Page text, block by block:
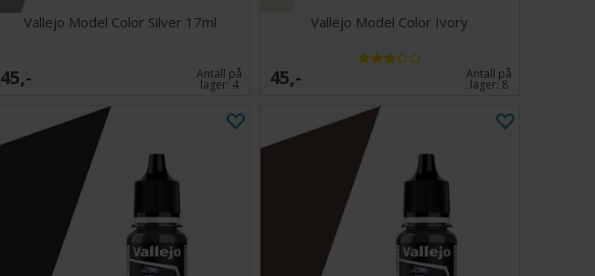
Vallejo Model Color Silver 17ml
45,- Antall på
lager:4
Vallejo Model Color Ivory
45,- Antall på
lager:8